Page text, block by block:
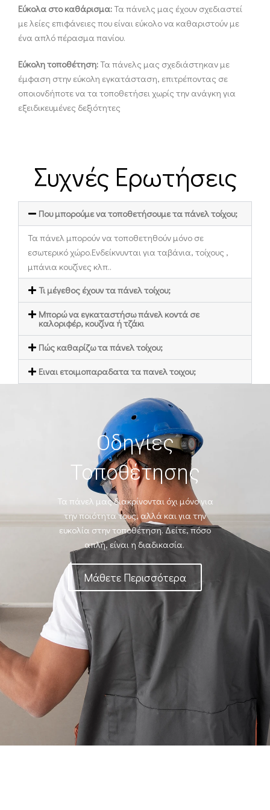
Εύκολα στο καθάρισμα:Τα πάνελς μας έχουν σχεδιαστεί
με λείες επιφάνειες που είναι εύκολο να καθαριστούν με
ένα απλό πέρασμα πανίου.
Εύκολη τοποθέτηση:Τα πάνελς μας σχεδιάστηκαν με
έμφαση στην εύκολη εγκατάσταση, επιτρέποντας σε
οποιονδήποτε να τα τοποθετήσει χωρίς την ανάγκη για
εξειδικευμένες δεξιότητες
Συχνές Ερωτήσεις
Που μπορούμε να τοποθετήσουμε τα πάνελ τοίχου;
Τα πάνελ μπορούν να τοποθετηθούν μόνο σε
εσωτερικό χώρο.Ενδείκνυνται για ταβάνια, τοίχους ,
μπάνια κουζίνες κλπ..
Τι μέγεθος έχουν τα πάνελ τοίχου;
Mπορώ να εγκαταστήσω πάνελ κοντά σε
καλοριφέρ, κουζίνα ή τζάκι
Πώς καθαρίζω τα πάνελ τοίχου;
Ειναι ετοιμοπαραδατα τα πανελ τοιχου;
Οδηγίες
Τοποθέτησης
Τα πάνελ μας διακρίνονται όχι μόνο για
την ποιότητα τους, αλλά και για την
ευκολία στην τοποθέτηση. Δείτε, πόσο
απλή, είναι η διαδικασία.
Μάθετε Περισσότερα